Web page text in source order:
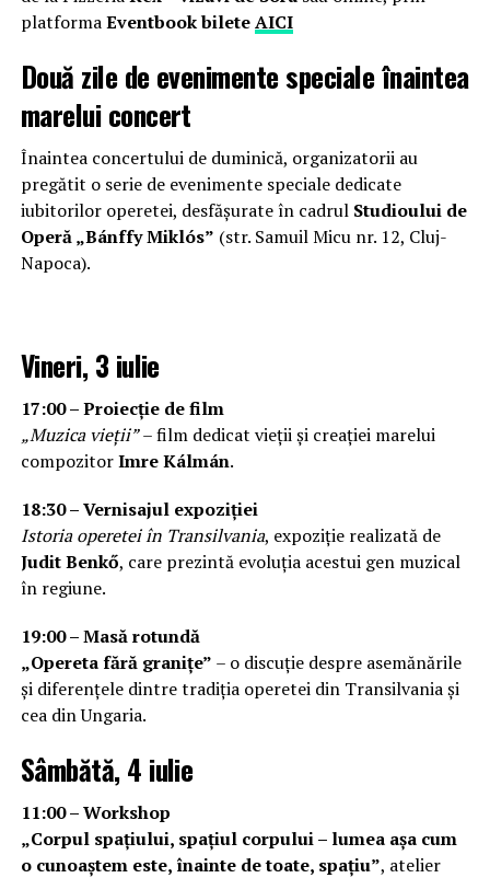
platformaEventbook bileteAICI
Două zile de evenimente speciale înaintea
marelui concert
Înaintea concertului de duminică, organizatorii au
pregătit o serie de evenimente speciale dedicate
iubitorilor operetei, desfășurate în cadrul Studioului de
Operă „Bánffy Miklós” (str. Samuil Micu nr. 12, Cluj-
Napoca).
Vineri, 3 iulie
17:00 – Proiecție de film
„Muzica vieții”– film dedicat vieții și creației marelui
compozitorImre Kálmán.
18:30 – Vernisajul expoziției
Istoria operetei în Transilvania, expoziție realizată de
Judit Benkő, care prezintă evoluția acestui gen muzical
în regiune.
19:00 – Masă rotundă
„Opereta fără granițe” – o discuție despre asemănările
și diferențele dintre tradiția operetei din Transilvania și
cea din Ungaria.
Sâmbătă, 4 iulie
11:00 – Workshop
„Corpul spațiului, spațiul corpului – lumea așa cum
o cunoaștem este, înainte de toate, spațiu”, atelier